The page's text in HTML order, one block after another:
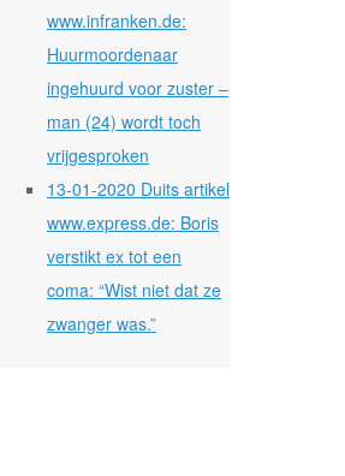
www.infranken.de:
Huurmoordenaar
ingehuurd voor zuster –
man (24) wordt toch
vrijgesproken
13-01-2020 Duits artikel
www.express.de: Boris
verstikt ex tot een
coma: “Wist niet dat ze
zwanger was.”